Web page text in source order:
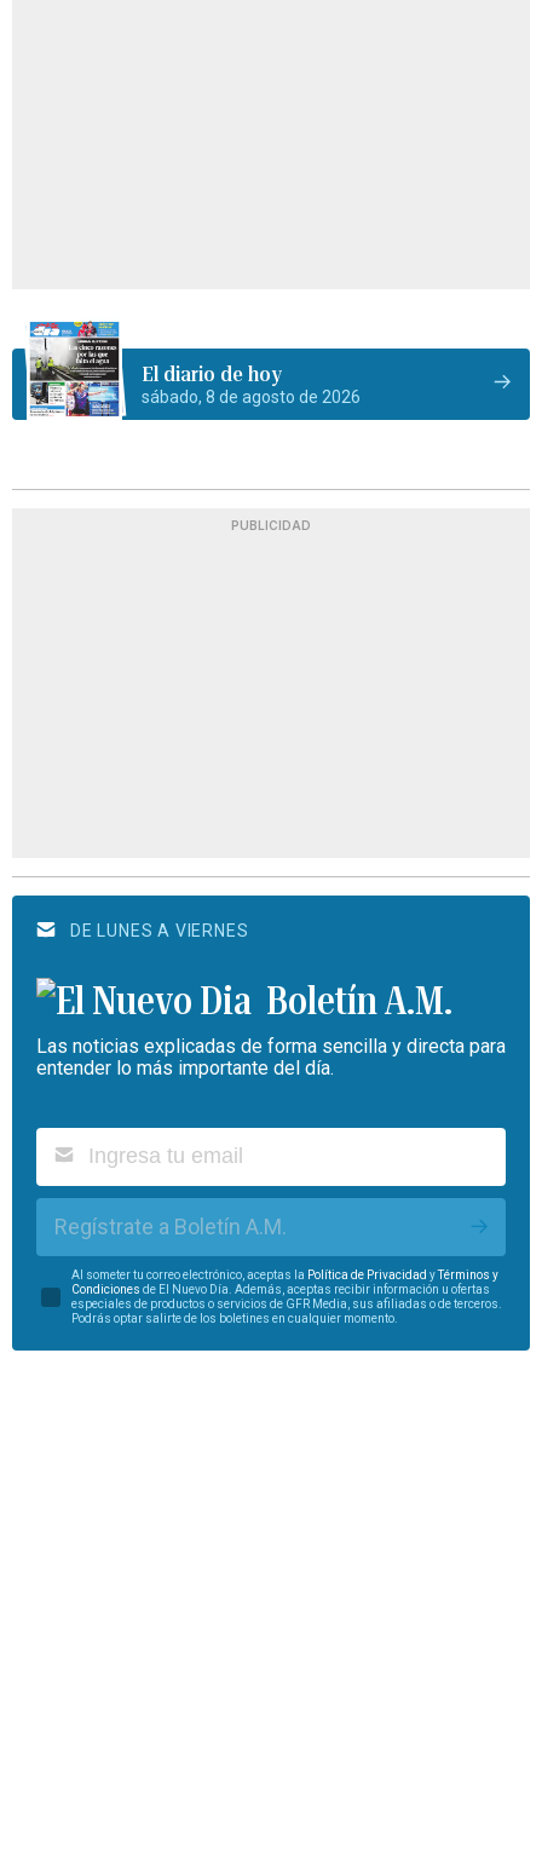
El diario de hoy
sábado, 8 de agosto de 2026
PUBLICIDAD
DE LUNES A VIERNES
Boletín A.M.
Las noticias explicadas de forma sencilla y directa para
entender lo más importante del día.
Regístrate a Boletín A.M.
Al someter tu correo electrónico, aceptas la Política de Privacidad yTérminos y
Condiciones de El Nuevo Día. Además, aceptas recibir información u ofertas
especiales de productos o servicios de GFR Media, sus afiliadas o de terceros.
Podrás optar salirte de los boletines en cualquier momento.